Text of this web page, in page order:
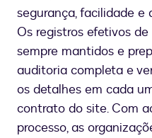
segurança, facilidade e
Os registros efetivos
sempre mantidos e
auditoria completa e
os detalhes em cada
contrato do site. Com
processo, as